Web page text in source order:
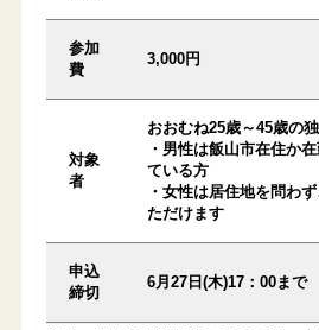
参加
費
3,000円
対象
者
おおむね25歳～45歳の
・男性は飯山市在住か
ている方
・女性は居住地を問わ
ただけます
申込
締切
6月27日(木)17：00まで